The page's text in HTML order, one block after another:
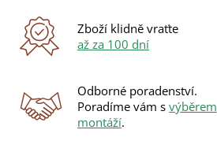
Zboží klidně vraťte
až za 100 dní
Odborné poradenství.
Poradíme vám s výběrem
montáží.